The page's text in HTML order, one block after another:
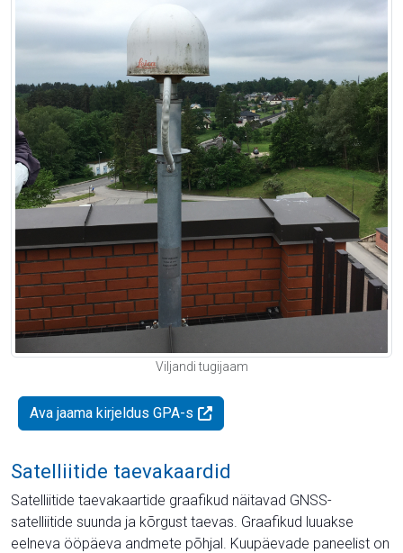
Viljandi tugijaam
Ava jaama kirjeldus GPA-s
Satelliitide taevakaardid
Satelliitide taevakaartide graafikud näitavad GNSS-
satelliitide suunda ja kõrgust taevas. Graafikud luuakse
eelneva ööpäeva andmete põhjal. Kuupäevade paneelist on